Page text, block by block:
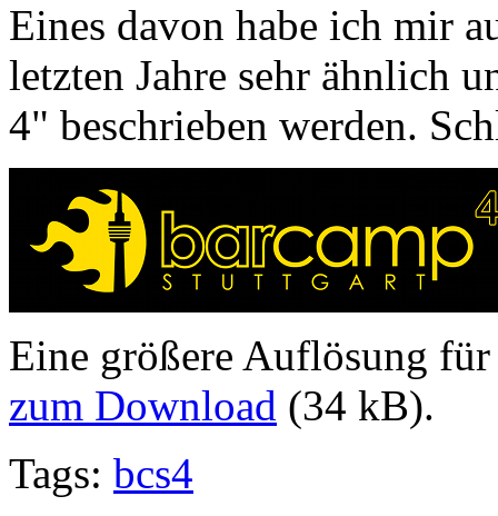
Eines davon habe ich mir
letzten Jahre sehr ähnlich
4" beschrieben werden.
Eine größere Auflösung
zum Download (34 kB).
Tags: bcs4